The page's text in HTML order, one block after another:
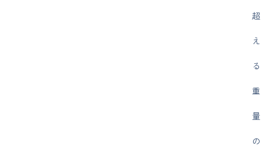
超
え
る
重
量
の